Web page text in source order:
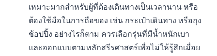
เหมาะมากสำหรับผู้ที่ต้องเดินทางเป็นเวลานาน หรือ
ต้องใช้มือในการถือของ เช่น กระเป๋าเดินทาง หรือถุง
ช้อปปิ้ง อย่างไรก็ตาม ควรเลือกรุ่นที่มีน้ำหนักเบา
และออกแบบตามหลักสรีรศาสตร์เพื่อไม่ให้รู้สึกเมื่อย